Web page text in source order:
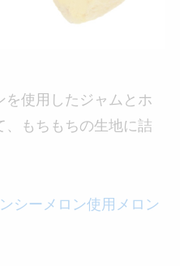
使用したジャムとホ
、もちもちの生地に詰
シーメロン使用メロン